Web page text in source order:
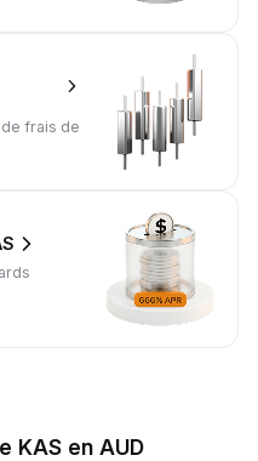
frais de
KAS en AUD